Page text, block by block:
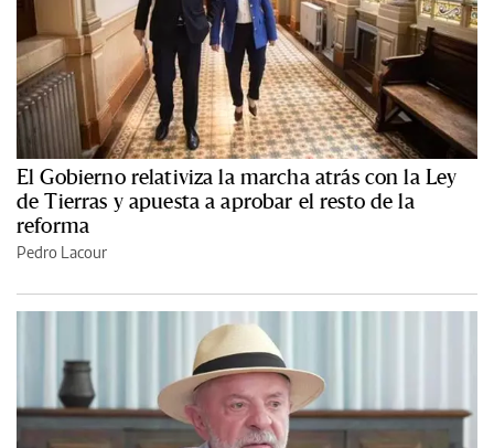
El Gobierno relativiza la marcha atrás con la Ley
de Tierras y apuesta a aprobar el resto de la
reforma
Pedro Lacour